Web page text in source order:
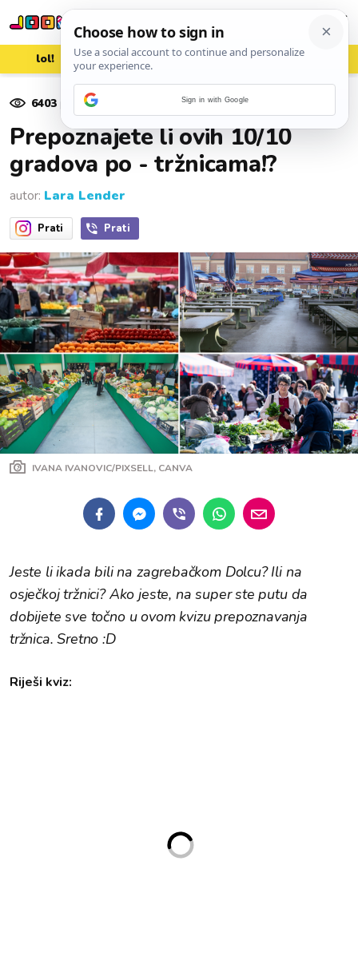
lol! aww vrh! woot?!
6403 pregleda
Prepoznajete li ovih 10/10
gradova po - tržnicama!?
autor: Lara Lender
Prati Prati
IVANA IVANOVIC/PIXSELL, CANVA
Jeste li ikada bili na zagrebačkom Dolcu? Ili na
osječkoj tržnici? Ako jeste, na super ste putu da
dobijete sve točno u ovom kvizu prepoznavanja
tržnica. Sretno :D
Riješi kviz:
Sign in with Google